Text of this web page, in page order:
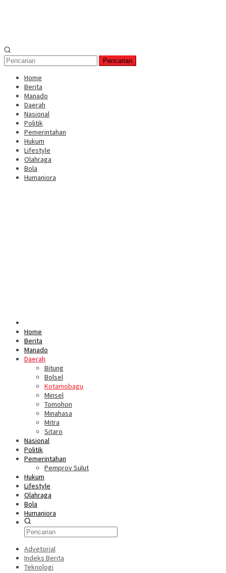
Pencarian
Home
Berita
Manado
Daerah
Nasional
Politik
Pemerintahan
Hukum
Lifestyle
Olahraga
Bola
Humaniora
Home
Berita
Manado
Daerah
Bitung
Bolsel
Kotamobagu
Minsel
Tomohon
Minahasa
Mitra
Sitaro
Nasional
Politik
Pemerintahan
Pemprov Sulut
Hukum
Lifestyle
Olahraga
Bola
Humaniora
Advetorial
Indeks Berita
Teknologi